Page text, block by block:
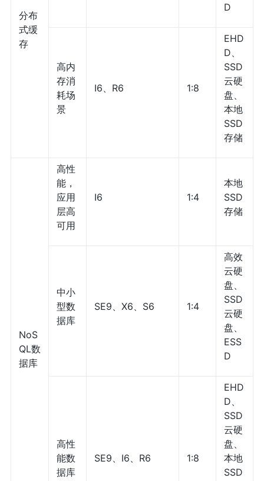
分布
式缓
存
D
高内
存消
耗场
景
I6、R6 1:8
EHD
D、
SSD
云硬
盘、
本地
SSD
存储
NoS
QL数
据库
高性
能，
应用
层高
可用
I6 1:4
本地
SSD
存储
中小
型数
据库
SE9、X6、S6 1:4
高效
云硬
盘、
SSD
云硬
盘、
ESS
D
高性
能数
据库
SE9、I6、R6 1:8
EHD
D、
SSD
云硬
盘、
本地
SSD